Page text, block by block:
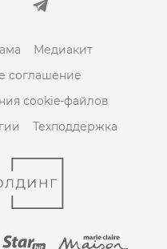
Медиакит
соглашение
cookie-файлов
Техподдержка